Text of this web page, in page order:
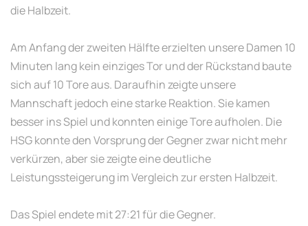
die Halbzeit.
Am Anfang der zweiten Hälfte erzielten unsere Damen 10
Minuten lang kein einziges Tor und der Rückstand baute
sich auf 10 Tore aus. Daraufhin zeigte unsere
Mannschaft jedoch eine starke Reaktion. Sie kamen
besser ins Spiel und konnten einige Tore aufholen. Die
HSG konnte den Vorsprung der Gegner zwar nicht mehr
verkürzen, aber sie zeigte eine deutliche
Leistungssteigerung im Vergleich zur ersten Halbzeit.
Das Spiel endete mit 27:21 für die Gegner.